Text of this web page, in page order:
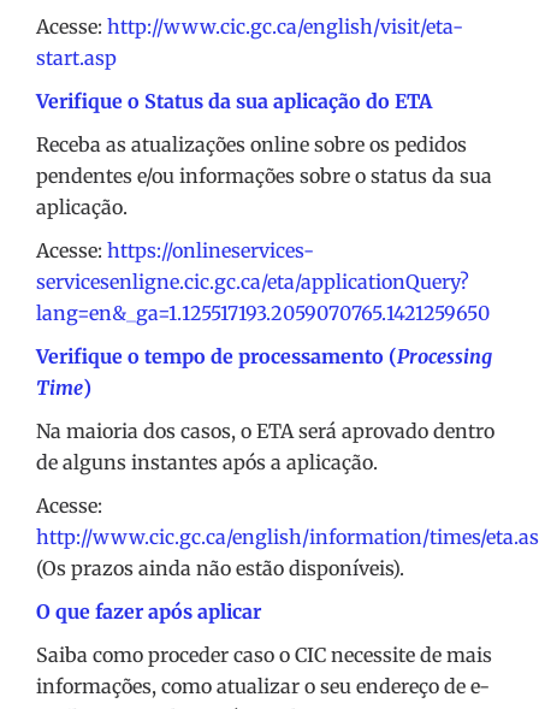
Acesse: http://www.cic.gc.ca/english/visit/eta-
start.asp
Verifique o Status da sua aplicação do ETA
Receba as atualizações online sobre os pedidos
pendentes e/ou informações sobre o status da sua
aplicação.
Acesse: https://onlineservices-
servicesenligne.cic.gc.ca/eta/applicationQuery?
lang=en&_ga=1.125517193.2059070765.1421259650
Verifique o tempo de processamento (Processing
Time)
Na maioria dos casos, o ETA será aprovado dentro
de alguns instantes após a aplicação.
Acesse:
http://www.cic.gc.ca/english/information/times/
(Os prazos ainda não estão disponíveis).
O que fazer após aplicar
Saiba como proceder caso o CIC necessite de mais
informações, como atualizar o seu endereço de e-